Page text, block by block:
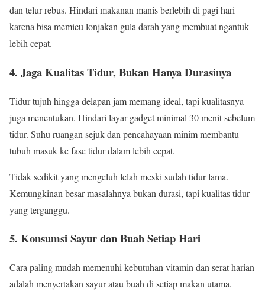
dan telur rebus. Hindari makanan manis berlebih di pagi hari
karena bisa memicu lonjakan gula darah yang membuat ngantuk
lebih cepat.
4. Jaga Kualitas Tidur, Bukan Hanya Durasinya
Tidur tujuh hingga delapan jam memang ideal, tapi kualitasnya
juga menentukan. Hindari layar gadget minimal 30 menit sebelum
tidur. Suhu ruangan sejuk dan pencahayaan minim membantu
tubuh masuk ke fase tidur dalam lebih cepat.
Tidak sedikit yang mengeluh lelah meski sudah tidur lama.
Kemungkinan besar masalahnya bukan durasi, tapi kualitas tidur
yang terganggu.
5. Konsumsi Sayur dan Buah Setiap Hari
Cara paling mudah memenuhi kebutuhan vitamin dan serat harian
adalah menyertakan sayur atau buah di setiap makan utama.